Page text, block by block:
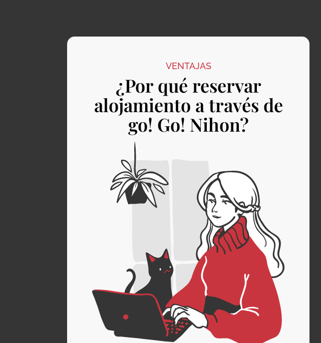
VENTAJAS
¿Por qué reservar
alojamiento a través de
go! Go! Nihon?